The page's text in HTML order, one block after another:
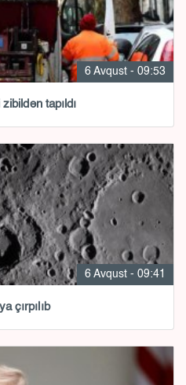
6 Avqust - 09:53
tapıldı
6 Avqust - 09:41
çırpılıb